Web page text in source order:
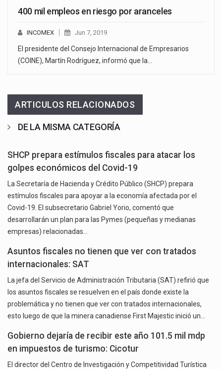
400 mil empleos en riesgo por aranceles
INCOMEX Jun 7, 2019
El presidente del Consejo Internacional de Empresarios
(COINE), Martín Rodríguez, informó que la…
ARTICULOS RELACIONADOS
DE LA MISMA CATEGORÍA
SHCP prepara estímulos fiscales para atacar los
golpes económicos del Covid-19
La Secretaría de Hacienda y Crédito Público (SHCP) prepara
estímulos fiscales para apoyar a la economía afectada por el
Covid-19. El subsecretario Gabriel Yorio, comentó que
desarrollarán un plan para las Pymes (pequeñas y medianas
empresas) relacionadas…
Asuntos fiscales no tienen que ver con tratados
internacionales: SAT
La jefa del Servicio de Administración Tributaria (SAT) refirió que
los asuntos fiscales se resuelven en el país donde existe la
problemática y no tienen que ver con tratados internacionales,
esto luego de que la minera canadiense First Majestic inició un…
Gobierno dejaría de recibir este año 101.5 mil mdp
en impuestos de turismo: Cicotur
El director del Centro de Investigación y Competitividad Turística